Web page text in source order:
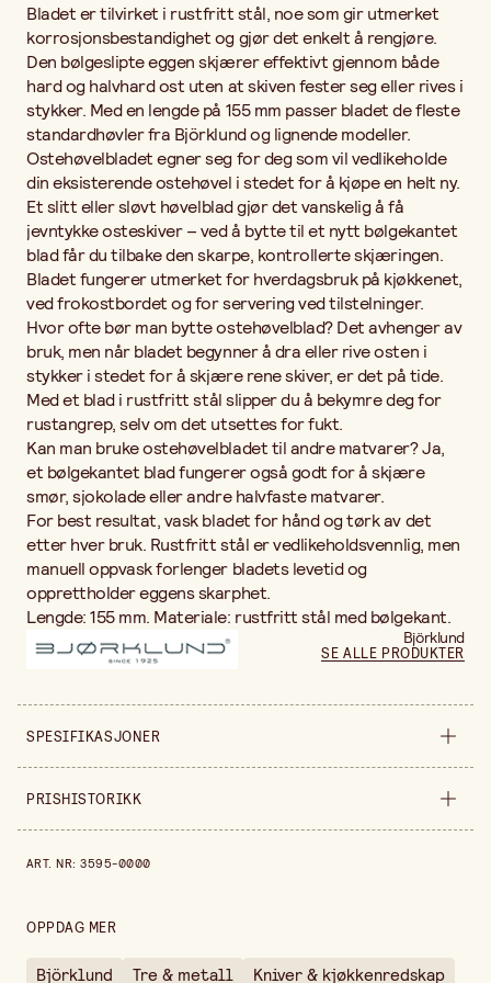
Bladet er tilvirket i rustfritt stål, noe som gir utmerket
korrosjonsbestandighet og gjør det enkelt å rengjøre.
Den bølgeslipte eggen skjærer effektivt gjennom både
hard og halvhard ost uten at skiven fester seg eller rives i
stykker. Med en lengde på 155 mm passer bladet de fleste
standardhøvler fra Björklund og lignende modeller.
Ostehøvelbladet egner seg for deg som vil vedlikeholde
din eksisterende ostehøvel i stedet for å kjøpe en helt ny.
Et slitt eller sløvt høvelblad gjør det vanskelig å få
jevntykke osteskiver – ved å bytte til et nytt bølgekantet
blad får du tilbake den skarpe, kontrollerte skjæringen.
Bladet fungerer utmerket for hverdagsbruk på kjøkkenet,
ved frokostbordet og for servering ved tilstelninger.
Hvor ofte bør man bytte ostehøvelblad? Det avhenger av
bruk, men når bladet begynner å dra eller rive osten i
stykker i stedet for å skjære rene skiver, er det på tide.
Med et blad i rustfritt stål slipper du å bekymre deg for
rustangrep, selv om det utsettes for fukt.
Kan man bruke ostehøvelbladet til andre matvarer? Ja,
et bølgekantet blad fungerer også godt for å skjære
smør, sjokolade eller andre halvfaste matvarer.
For best resultat, vask bladet for hånd og tørk av det
etter hver bruk. Rustfritt stål er vedlikeholdsvennlig, men
manuell oppvask forlenger bladets levetid og
opprettholder eggens skarphet.
Lengde: 155 mm. Materiale: rustfritt stål med bølgekant.
Björklund
SE ALLE PRODUKTER
SPESIFIKASJONER
Selges inn stykke
PRISHISTORIKK
ART. NR:3595-0000
OPPDAG MER
Björklund Tre & metall Kniver & kjøkkenredskap